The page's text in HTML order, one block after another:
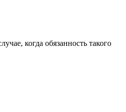
когда обязанность такого